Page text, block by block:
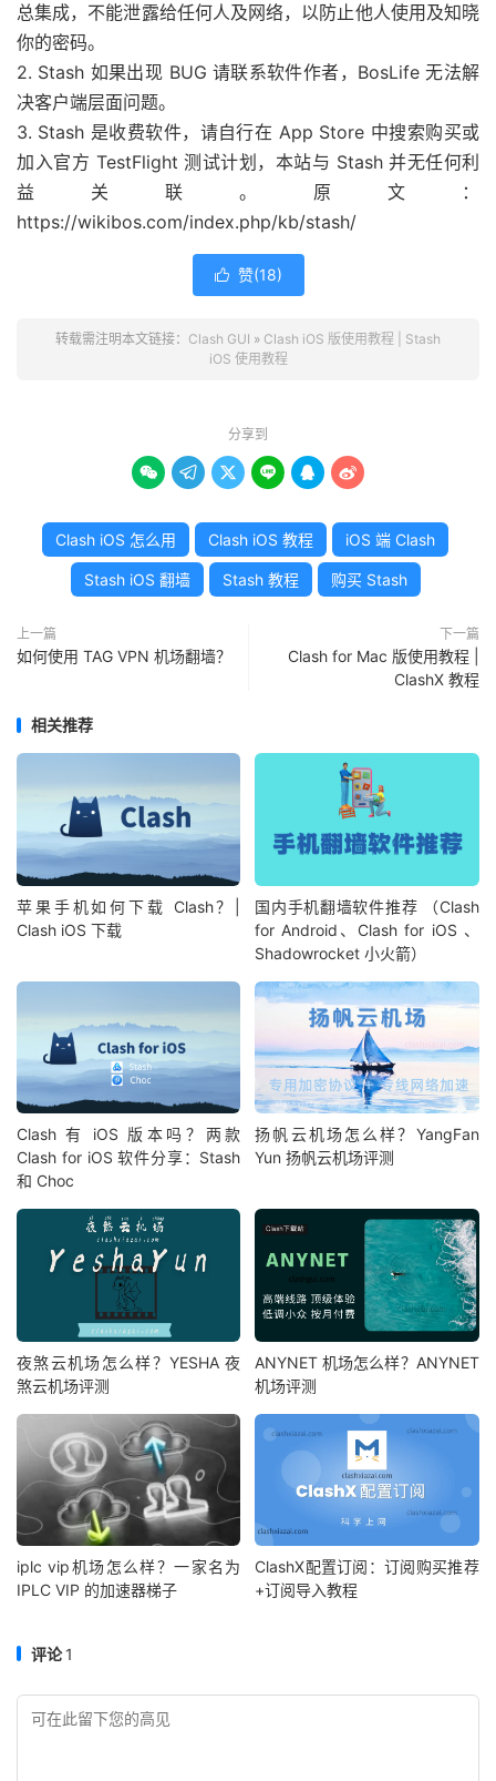
总集成，不能泄露给任何人及网络，以防止他人使用及知晓
你的密码。
2. Stash 如果出现 BUG 请联系软件作者，BosLife 无法解
决客户端层面问题。
3. Stash 是收费软件，请自行在 App Store 中搜索购买或
加入官方 TestFlight 测试计划，本站与 Stash 并无任何利
益关联。原文：
https://wikibos.com/index.php/kb/stash/
 赞(18)
转载需注明本文链接： Clash GUI » Clash iOS 版使用教程 | Stash
iOS 使用教程
分享到
     
Clash iOS 怎么用 Clash iOS 教程 iOS 端 Clash
Stash iOS 翻墙 Stash 教程 购买 Stash
上一篇
如何使用 TAG VPN 机场翻墙？
下一篇
Clash for Mac 版使用教程 |
ClashX 教程
相关推荐
苹果手机如何下载 Clash？|
Clash iOS 下载
国内手机翻墙软件推荐 （Clash
for Android、Clash for iOS 、
Shadowrocket 小火箭）
Clash 有 iOS 版本吗？两款
Clash for iOS 软件分享：Stash
和 Choc
扬帆云机场怎么样？YangFan
Yun 扬帆云机场评测
夜煞云机场怎么样？YESHA 夜
煞云机场评测
ANYNET 机场怎么样？ANYNET
机场评测
iplc vip机场怎么样？一家名为
IPLC VIP 的加速器梯子
ClashX配置订阅：订阅购买推荐
+订阅导入教程
评论1